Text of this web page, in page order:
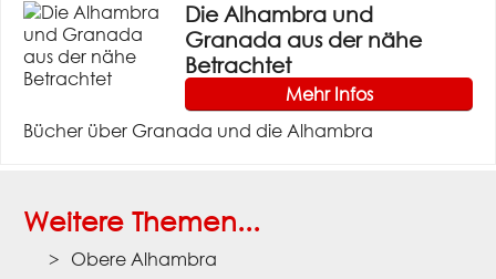
Die Alhambra und
Granada aus der nähe
Betrachtet
Mehr Infos
Bücher über Granada und die Alhambra
Weitere Themen...
Obere Alhambra